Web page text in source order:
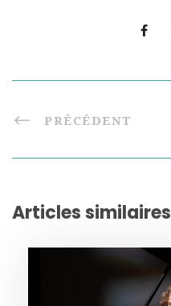
PRÉCÉDENT
Articles similaires